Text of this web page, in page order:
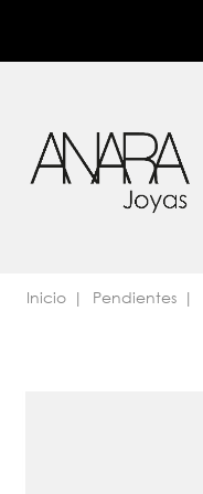
Inicio Pendientes